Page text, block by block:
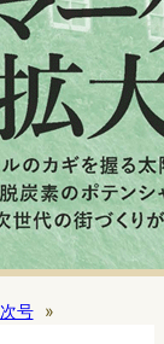
次号 »